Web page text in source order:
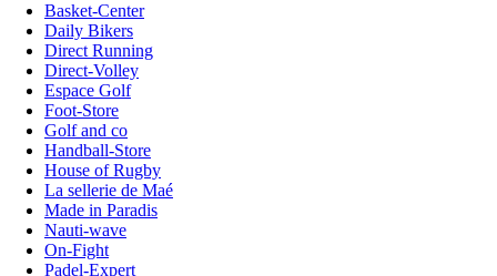
Basket-Center
Daily Bikers
Direct Running
Direct-Volley
Espace Golf
Foot-Store
Golf and co
Handball-Store
House of Rugby
La sellerie de Maé
Made in Paradis
Nauti-wave
On-Fight
Padel-Expert